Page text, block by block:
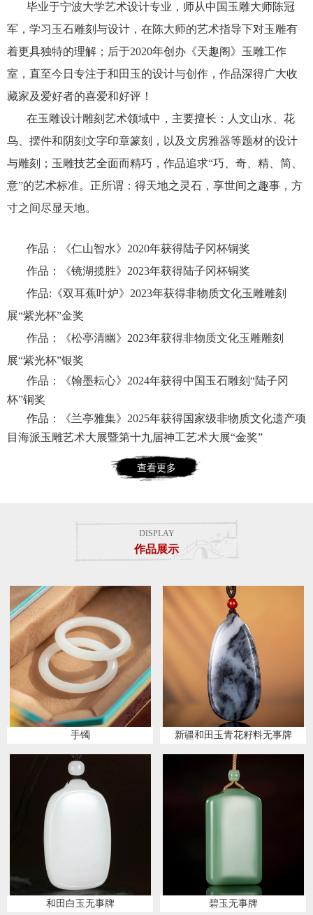
毕业于宁波大学艺术设计专业，师从中国玉雕大师陈冠
军，学习玉石雕刻与设计，在陈大师的艺术指导下对玉雕有
着更具独特的理解；后于2020年创办《天趣阁》玉雕工作
室，直至今日专注于和田玉的设计与创作，作品深得广大收
藏家及爱好者的喜爱和好评！
在玉雕设计雕刻艺术领域中，主要擅长：人文山水、花
鸟、摆件和阴刻文字印章篆刻，以及文房雅器等题材的设计
与雕刻；玉雕技艺全面而精巧，作品追求“巧、奇、精、简、
意”的艺术标准。正所谓：得天地之灵石，享世间之趣事，方
寸之间尽显天地。
作品：《仁山智水》2020年获得陆子冈杯铜奖
作品：《镜湖揽胜》2023年获得陆子冈杯铜奖
作品:《双耳蕉叶炉》2023年获得非物质文化玉雕雕刻
展“紫光杯”金奖
作品：《松亭清幽》2023年获得非物质文化玉雕雕刻
展“紫光杯”银奖
作品：《翰墨耘心》2024年获得中国玉石雕刻“陆子冈
杯”铜奖
作品：《兰亭雅集》2025年获得国家级非物质文化遗产项
目海派玉雕艺术大展暨第十九届神工艺术大展“金奖”
查看更多
DISPLAY
作品展示
手镯 新疆和田玉青花籽料无事牌
和田白玉无事牌 碧玉无事牌